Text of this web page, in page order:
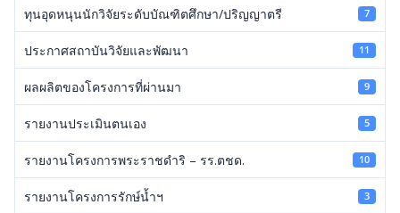
ทุนอุดหนุนนักวิจัยระดับบัณฑิตศึกษา/ปริญญาตรี 7
ประกาศสถาบันวิจัยและพัฒนา 11
ผลผลิตของโครงการที่ผ่านมา 9
รายงานประเมินตนเอง 5
รายงานโครงการพระราชดำริ – รร.ตชด. 10
รายงานโครงการรักษ์น้ำฯ 3